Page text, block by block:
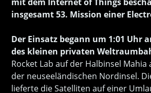
insgesamt 53. Mission einer
Der Einsatz begann um 1:01 Uhr
des kleinen privaten
Rocket Lab auf der Halbinsel Mahia
der neuseeländischen Nordinsel.
lieferte die Satelliten auf einer